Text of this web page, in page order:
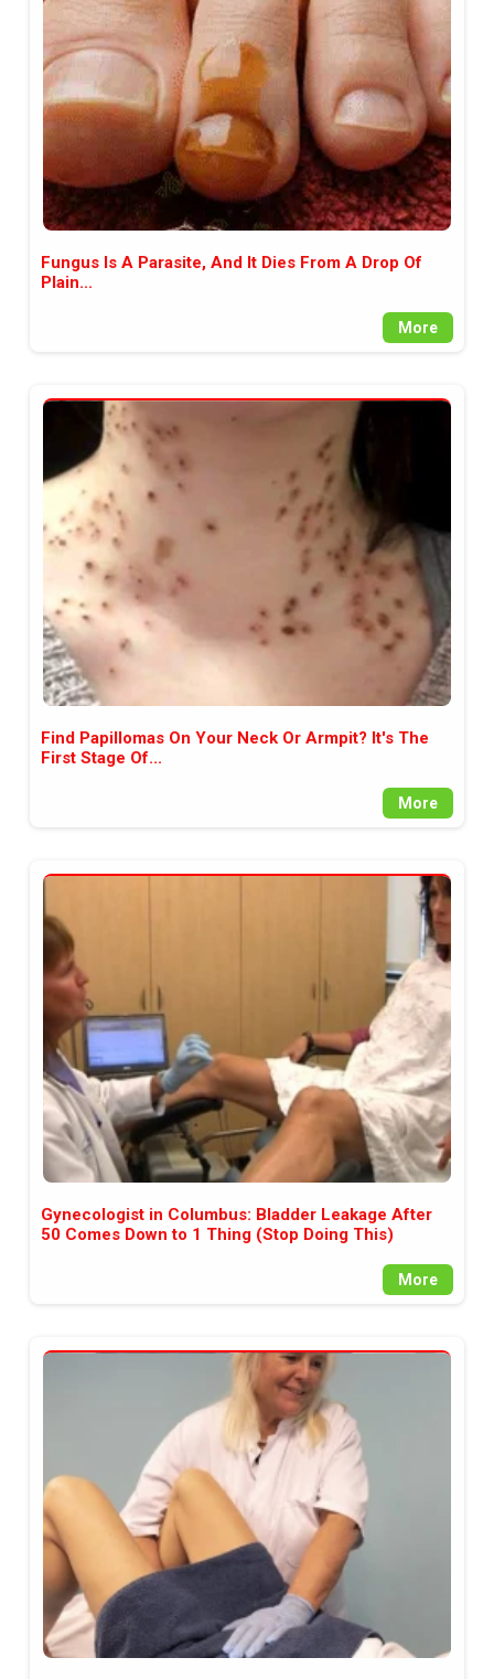
аудитория, затова държим на
прозрачност и коректност от
наша страна. Поднасяме ви
новините такива, каквито са. В
пълния си потенциал.
Fungus Is A Parasite, And It Dies From A Drop Of
Plain...
More
Find Papillomas On Your Neck Or Armpit? It's The
First Stage Of...
More
Gynecologist in Columbus: Bladder Leakage After
50 Comes Down to 1 Thing (Stop Doing This)
More